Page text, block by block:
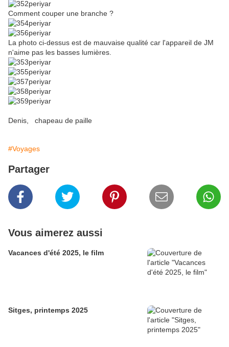
Comment couper une branche ?
La photo ci-dessus est de mauvaise qualité car l'appareil de JM
n'aime pas les basses lumières.
Denis, chapeau de paille
#Voyages
Partager
Vous aimerez aussi
Vacances d'été 2025, le film
Sitges, printemps 2025